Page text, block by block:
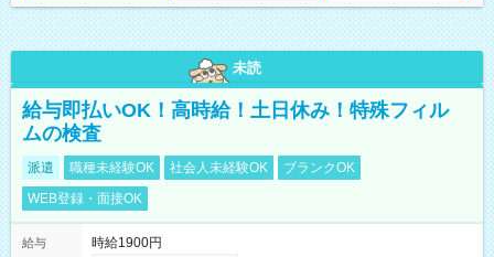
未読
給与即払いOK！高時給！土日休み！特殊フィル
ムの検査
派遣 職種未経験OK 社会人未経験OK
ブランクOK
WEB登録・面接OK
給与
時給1900円